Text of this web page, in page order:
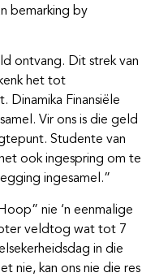
bemarking by
ontvang. Dit strek van
het tot
Dinamika Finansiële
Vir ons is die geld
Studente van
ook ingespring om te
ingesamel.”
nie ‘n eenmalige
veldtog wat tot 7
in die
nie, kan ons nie die res